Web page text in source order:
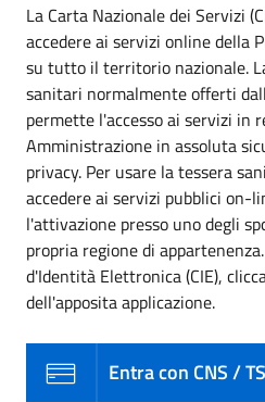
La Carta Nazionale dei Servizi
accedere ai servizi online della
su tutto il territorio nazionale.
sanitari normalmente offerti
permette l'accesso ai servizi in
Amministrazione in assoluta
privacy. Per usare la tessera
accedere ai servizi pubblici on-
l'attivazione presso uno degli
propria regione di
d'Identità Elettronica (CIE),
dell'apposita applicazione.
Entra con CNS /